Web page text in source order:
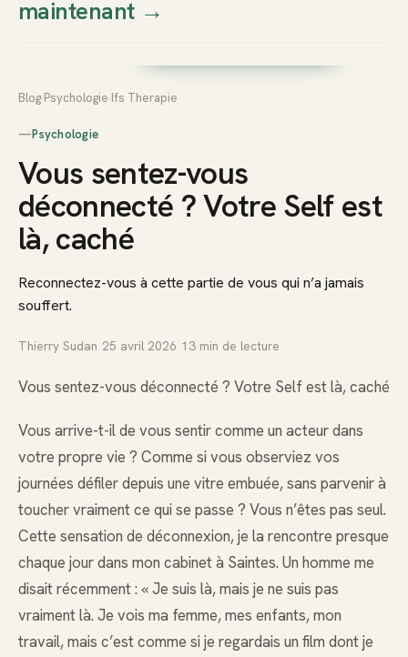
Thierry
Prendre rendez-vous dès
maintenant→
Blog Psychologie Ifs Therapie
—Psychologie
Vous sentez-vous
déconnecté ? Votre Self est
là, caché
Reconnectez-vous à cette partie de vous qui n’a jamais
souffert.
Thierry Sudan 25 avril 2026 13 min de lecture
Vous sentez-vous déconnecté ? Votre Self est là, caché
Vous arrive-t-il de vous sentir comme un acteur dans
votre propre vie ? Comme si vous observiez vos
journées défiler depuis une vitre embuée, sans parvenir à
toucher vraiment ce qui se passe ? Vous n’êtes pas seul.
Cette sensation de déconnexion, je la rencontre presque
chaque jour dans mon cabinet à Saintes. Un homme me
disait récemment : « Je suis là, mais je ne suis pas
vraiment là. Je vois ma femme, mes enfants, mon
travail, mais c’est comme si je regardais un film dont je